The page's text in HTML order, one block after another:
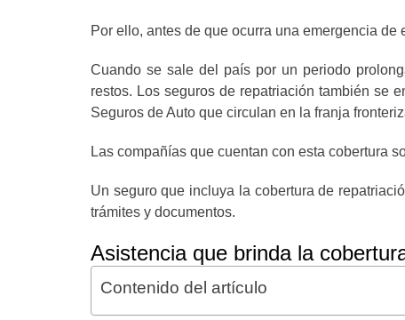
Por ello, antes de que ocurra una emergencia
Cuando se sale del país por un periodo
restos. Los seguros de repatriación también se
Seguros de Auto que circulan en la franja
Las compañías que cuentan con esta cobertura
Un seguro que incluya la cobertura de
trámites y documentos.
Asistencia que brinda la
Contenido del artículo